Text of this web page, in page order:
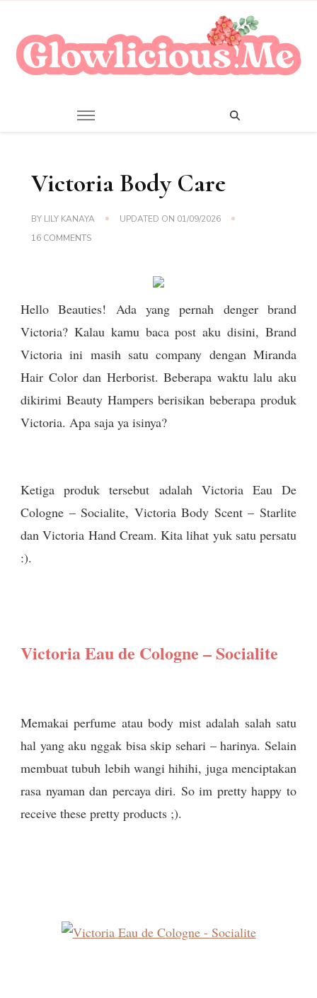
Victoria Body Care
BY LILY KANAYA UPDATED ON 01/09/2026
16 COMMENTSON
Hello Beauties! Ada yang pernah denger brand
Victoria? Kalau kamu baca post aku disini, Brand
Victoria ini masih satu company dengan Miranda
Hair Color dan Herborist. Beberapa waktu lalu aku
dikirimi Beauty Hampers berisikan beberapa produk
Victoria. Apa saja ya isinya?
Ketiga produk tersebut adalah Victoria Eau De
Cologne – Socialite, Victoria Body Scent – Starlite
dan Victoria Hand Cream. Kita lihat yuk satu persatu
:).
Victoria Eau de Cologne – Socialite
Memakai perfume atau body mist adalah salah satu
hal yang aku nggak bisa skip sehari – harinya. Selain
membuat tubuh lebih wangi hihihi, juga menciptakan
rasa nyaman dan percaya diri. So im pretty happy to
receive these pretty products ;).